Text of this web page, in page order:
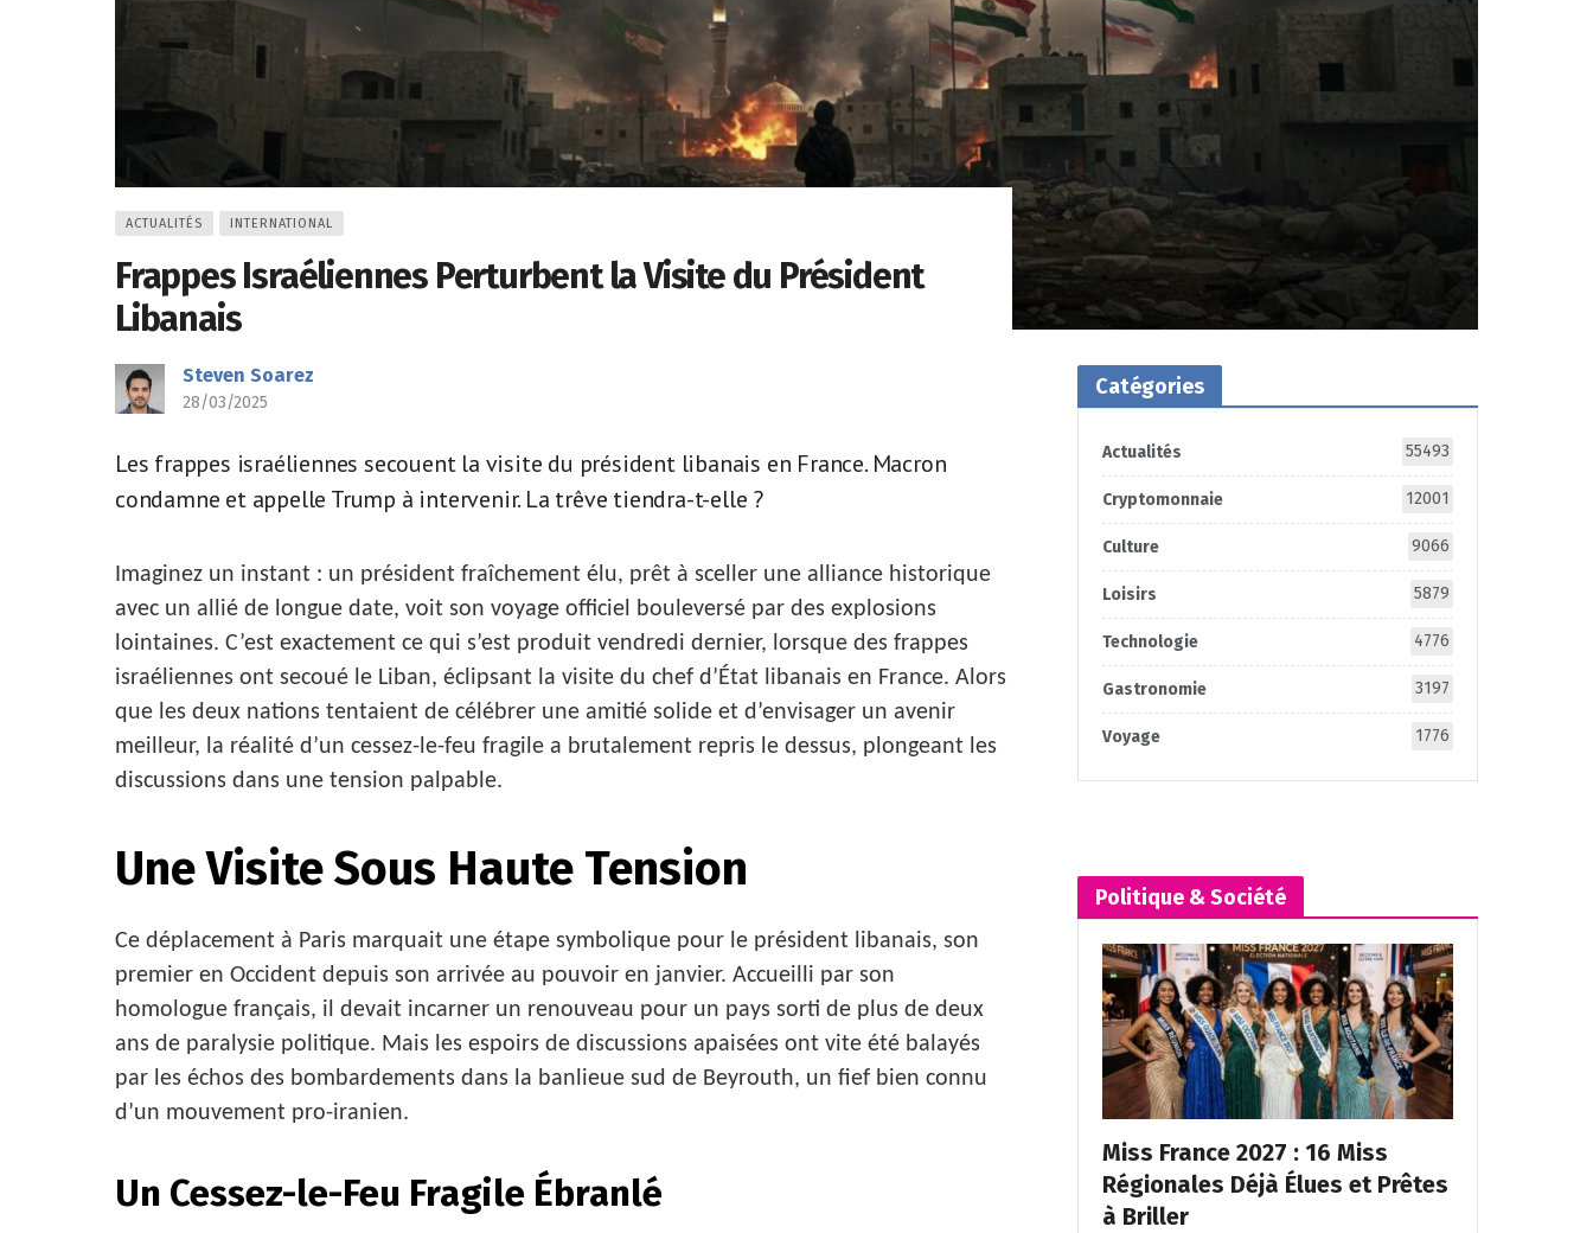
ACTUALITÉS INTERNATIONAL
Frappes Israéliennes Perturbent la Visite du Président
Libanais
Steven Soarez
28/03/2025
Les frappes israéliennes secouent la visite du président libanais en France. Macron
condamne et appelle Trump à intervenir. La trêve tiendra-t-elle ?
Imaginez un instant : un président fraîchement élu, prêt à sceller une alliance historique
avec un allié de longue date, voit son voyage officiel bouleversé par des explosions
lointaines. C’est exactement ce qui s’est produit vendredi dernier, lorsque des frappes
israéliennes ont secoué le Liban, éclipsant la visite du chef d’État libanais en France. Alors
que les deux nations tentaient de célébrer une amitié solide et d’envisager un avenir
meilleur, la réalité d’un cessez-le-feu fragile a brutalement repris le dessus, plongeant les
discussions dans une tension palpable.
Une Visite Sous Haute Tension
Ce déplacement à Paris marquait une étape symbolique pour le président libanais, son
premier en Occident depuis son arrivée au pouvoir en janvier. Accueilli par son
homologue français, il devait incarner un renouveau pour un pays sorti de plus de deux
ans de paralysie politique. Mais les espoirs de discussions apaisées ont vite été balayés
par les échos des bombardements dans la banlieue sud de Beyrouth, un fief bien connu
d’un mouvement pro-iranien.
Un Cessez-le-Feu Fragile Ébranlé
Catégories
Actualités 55493
Cryptomonnaie 12001
Culture 9066
Loisirs 5879
Technologie 4776
Gastronomie 3197
Voyage 1776
Politique & Société
Miss France 2027 : 16 Miss
Régionales Déjà Élues et Prêtes
à Briller